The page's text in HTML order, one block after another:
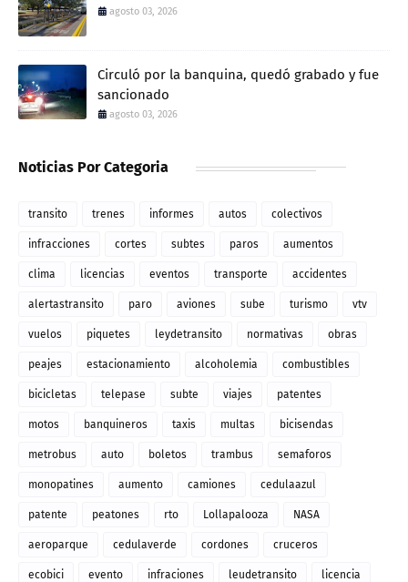
agosto 03, 2026
Circuló por la banquina, quedó grabado y fue
sancionado
agosto 03, 2026
Noticias Por Categoria
transito trenes informes autos colectivos
infracciones cortes subtes paros aumentos
clima licencias eventos transporte accidentes
alertastransito paro aviones sube turismo vtv
vuelos piquetes leydetransito normativas obras
peajes estacionamiento alcoholemia combustibles
bicicletas telepase subte viajes patentes
motos banquineros taxis multas bicisendas
metrobus auto boletos trambus semaforos
monopatines aumento camiones cedulaazul
patente peatones rto Lollapalooza NASA
aeroparque cedulaverde cordones cruceros
ecobici evento infraciones leudetransito licencia